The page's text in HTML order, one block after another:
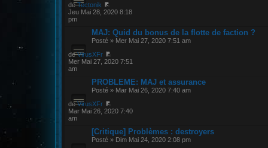
deTectonik
Jeu Mai 28, 2020 8:18
pm
MAJ: Quid du bonus de la flotte de faction ?
Posté » Mer Mai 27, 2020 7:51 am
deVirusXFr
Mer Mai 27, 2020 7:51
am
PROBLEME: MAJ et assurance
Posté » Mar Mai 26, 2020 7:40 am
deVirusXFr
Mar Mai 26, 2020 7:40
am
[Critique] Problèmes : destroyers
Posté » Dim Mai 24, 2020 2:08 pm